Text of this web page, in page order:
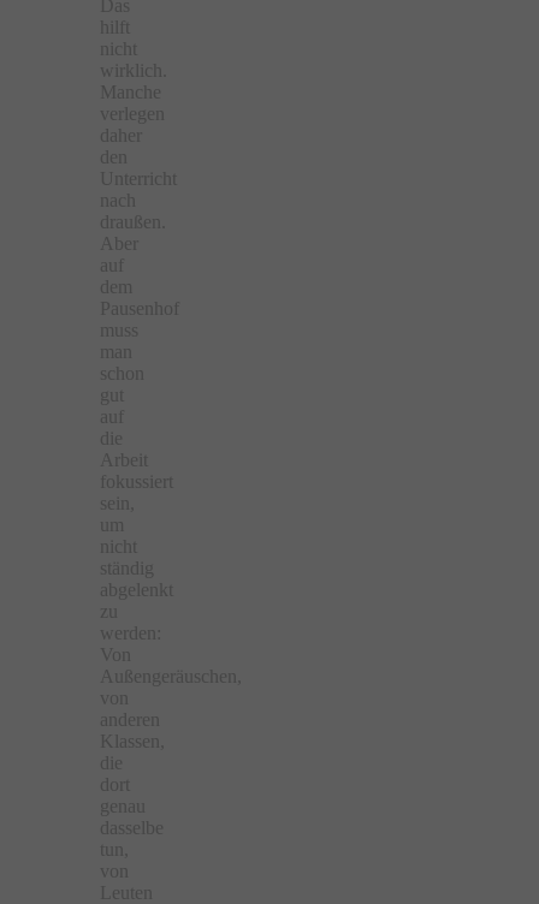
Das
hilft
nicht
wirklich.
Manche
verlegen
daher
den
Unterricht
nach
draußen.
Aber
auf
dem
Pausenhof
muss
man
schon
gut
auf
die
Arbeit
fokussiert
sein,
um
nicht
ständig
abgelenkt
zu
werden:
Von
Außengeräuschen,
von
anderen
Klassen,
die
dort
genau
dasselbe
tun,
von
Leuten